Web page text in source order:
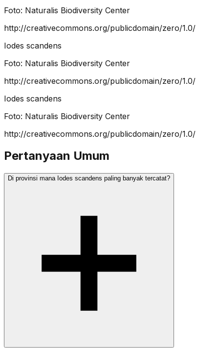
Foto: Naturalis Biodiversity Center
http://creativecommons.org/publicdomain/zero/1.0/
Iodes scandens
Foto: Naturalis Biodiversity Center
http://creativecommons.org/publicdomain/zero/1.0/
Iodes scandens
Foto: Naturalis Biodiversity Center
http://creativecommons.org/publicdomain/zero/1.0/
Pertanyaan Umum
Di provinsi mana Iodes scandens paling banyak tercatat?